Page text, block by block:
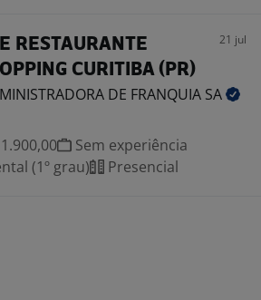
RESTAURANTE
CURITIBA (PR)
21 jul
DE FRANQUIA SA
Sem experiência
(1º grau)
Presencial